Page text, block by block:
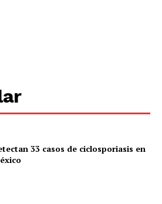
33 casos de ciclosporiasis en